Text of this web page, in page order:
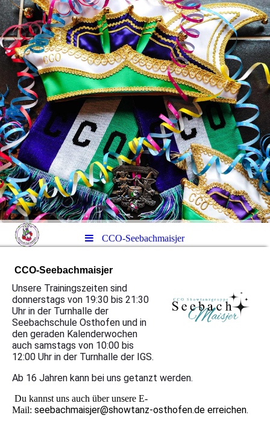
CCO-Seebachmaisjer
CCO-Seebachmaisjer
Unsere Trainingszeiten sind
donnerstags von 19:30 bis 21:30
Uhr in der Turnhalle der
Seebachschule Osthofen und in
den geraden Kalenderwochen
auch samstags von 10:00 bis
12:00 Uhr in der Turnhalle der IGS.
Ab 16 Jahren kann bei uns getanzt werden.
Du kannst uns auch über unsere E-
Mail: seebachmaisjer@showtanz-osthofen.de erreichen.